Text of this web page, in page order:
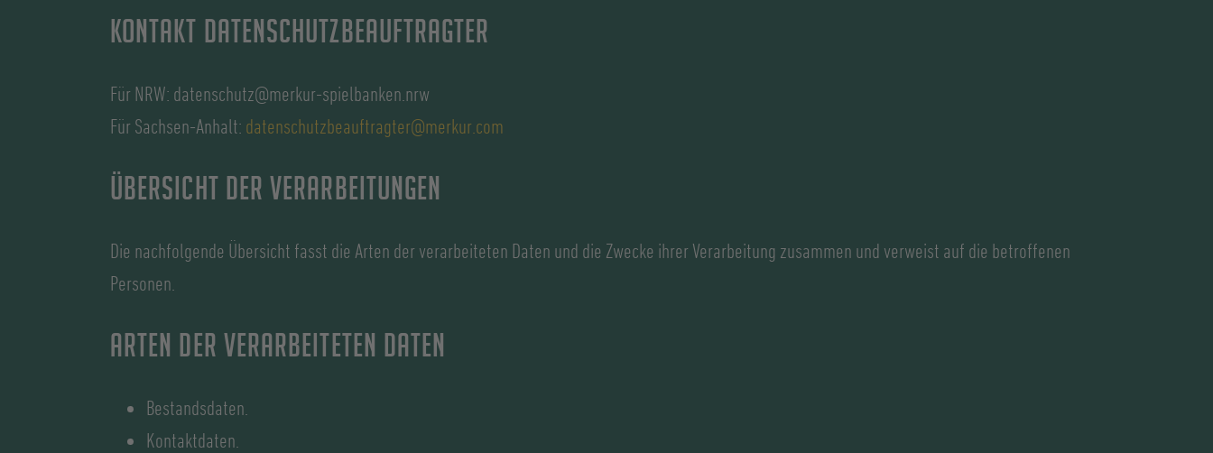
Kontakt Datenschutzbeauftragter
Für NRW: datenschutz@merkur-spielbanken.nrw
Für Sachsen-Anhalt: datenschutzbeauftragter@merkur.com
Übersicht der Verarbeitungen
Die nachfolgende Übersicht fasst die Arten der verarbeiteten Daten und die Zwecke ihrer Verarbeitung zusammen und verweist auf die betroffenen
Personen.
Arten der verarbeiteten Daten
Bestandsdaten.
Kontaktdaten.